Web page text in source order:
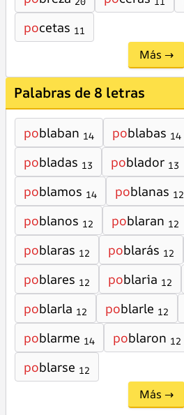
pocetas 11
Más →
Palabras de 8 letras
poblaban 14 poblabas 14
pobladas 13 poblador 13
poblamos 14 poblanas 12
poblanos 12 poblaran 12
poblaras 12 poblarás 12
poblares 12 poblaria 12
poblarla 12 poblarle 12
poblarme 14 poblaron 12
poblarse 12
Más →